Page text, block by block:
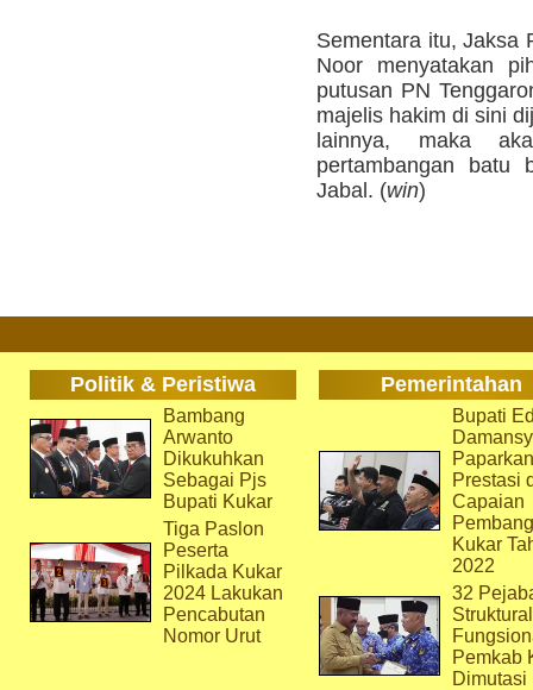
Sementara itu, Jaksa
Noor menyatakan
putusan PN
majelis hakim di sini
lainnya, maka
pertambangan batu
Jabal. (win)
Politik & Peristiwa Pemerintahan
Bambang
Arwanto
Dikukuhkan
Sebagai Pjs
Bupati Kukar
Tiga Paslon
Peserta
Pilkada Kukar
2024 Lakukan
Pencabutan
Nomor Urut
Bupati
Paparkan
Prestasi
Capaian
Kukar
2022
32
Pemkab
Dimutasi